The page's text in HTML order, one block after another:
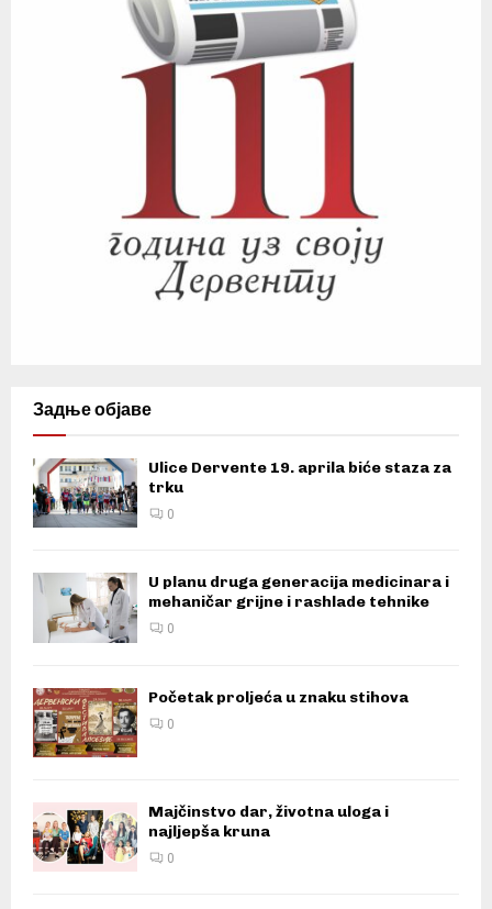
Задње објаве
Ulice Dervente 19. aprila biće staza za
trku
0
U planu druga generacija medicinara i
mehaničar grijne i rashlade tehnike
0
Početak proljeća u znaku stihova
0
Majčinstvo dar, životna uloga i
najljepša kruna
0